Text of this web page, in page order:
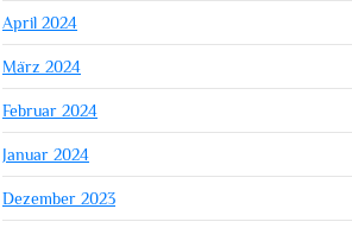
April 2024
März 2024
Februar 2024
Januar 2024
Dezember 2023